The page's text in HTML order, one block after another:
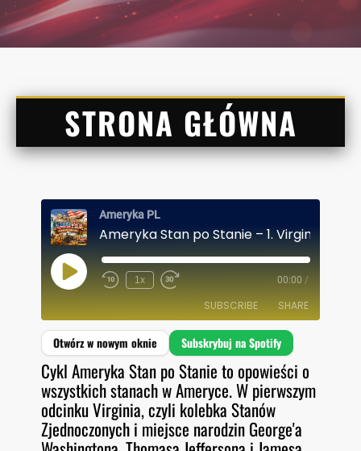
STRONA GŁÓWNA
Ameryka PL
Ameryka Stan po Stanie – 1. Virginia
P
L
P
I
O
D
E
1x 00:00 /
SUBSCRIBE SHARE
Spotify
RSS FEED
SHARE
LINK
EMBED
Cykl Ameryka Stan po Stanie to opowieści o
wszystkich stanach w Ameryce. W pierwszym
odcinku Virginia, czyli kolebka Stanów
Zjednoczonych i miejsce narodzin George'a